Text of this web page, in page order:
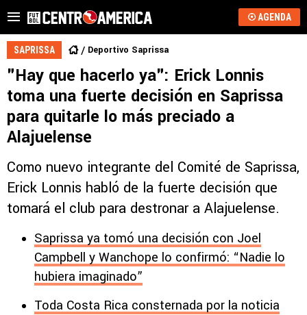
AGENDA
SAPRISSA Deportivo Saprissa
"Hay que hacerlo ya": Erick Lonnis
toma una fuerte decisión en Saprissa
para quitarle lo más preciado a
Alajuelense
Como nuevo integrante del Comité de Saprissa,
Erick Lonnis habló de la fuerte decisión que
tomará el club para destronar a Alajuelense.
Saprissa ya tomó una decisión con Joel
Campbell y Wanchope lo confirmó: “Nadie lo
hubiera imaginado”
Toda Costa Rica consternada por la noticia